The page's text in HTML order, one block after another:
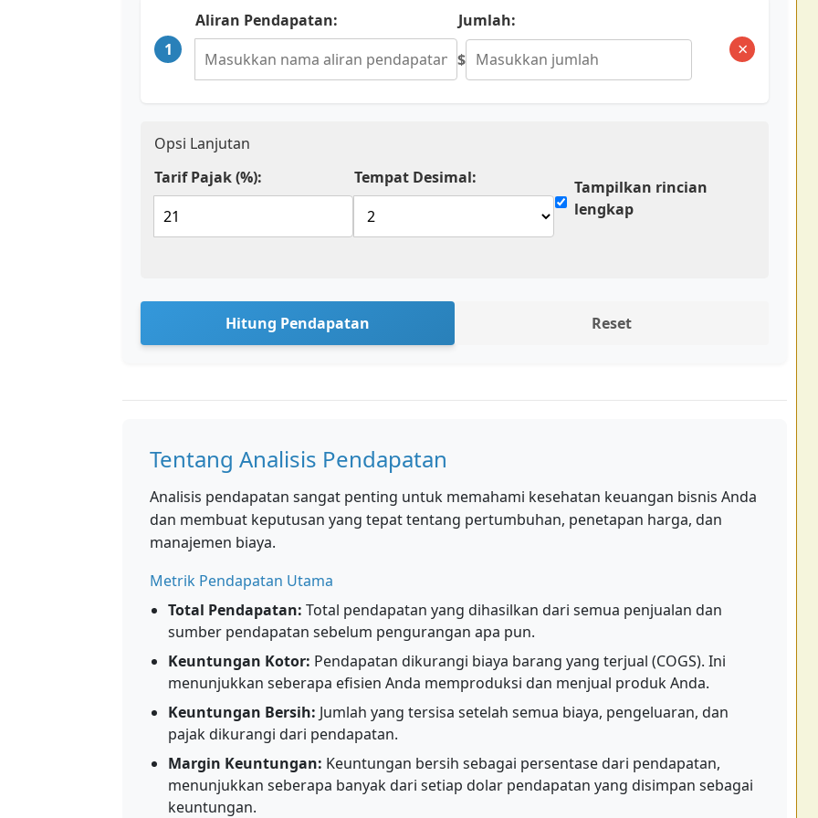
1
Aliran Pendapatan:
Jumlah:
$
×
Opsi Lanjutan
Tarif Pajak (%):
Tempat Desimal:
Tampilkan rincian
lengkap
Hitung Pendapatan Reset
Tentang Analisis Pendapatan
Analisis pendapatan sangat penting untuk memahami kesehatan keuangan bisnis Anda
dan membuat keputusan yang tepat tentang pertumbuhan, penetapan harga, dan
manajemen biaya.
Metrik Pendapatan Utama
Total Pendapatan: Total pendapatan yang dihasilkan dari semua penjualan dan
sumber pendapatan sebelum pengurangan apa pun.
Keuntungan Kotor: Pendapatan dikurangi biaya barang yang terjual (COGS). Ini
menunjukkan seberapa efisien Anda memproduksi dan menjual produk Anda.
Keuntungan Bersih: Jumlah yang tersisa setelah semua biaya, pengeluaran, dan
pajak dikurangi dari pendapatan.
Margin Keuntungan: Keuntungan bersih sebagai persentase dari pendapatan,
menunjukkan seberapa banyak dari setiap dolar pendapatan yang disimpan sebagai
keuntungan.